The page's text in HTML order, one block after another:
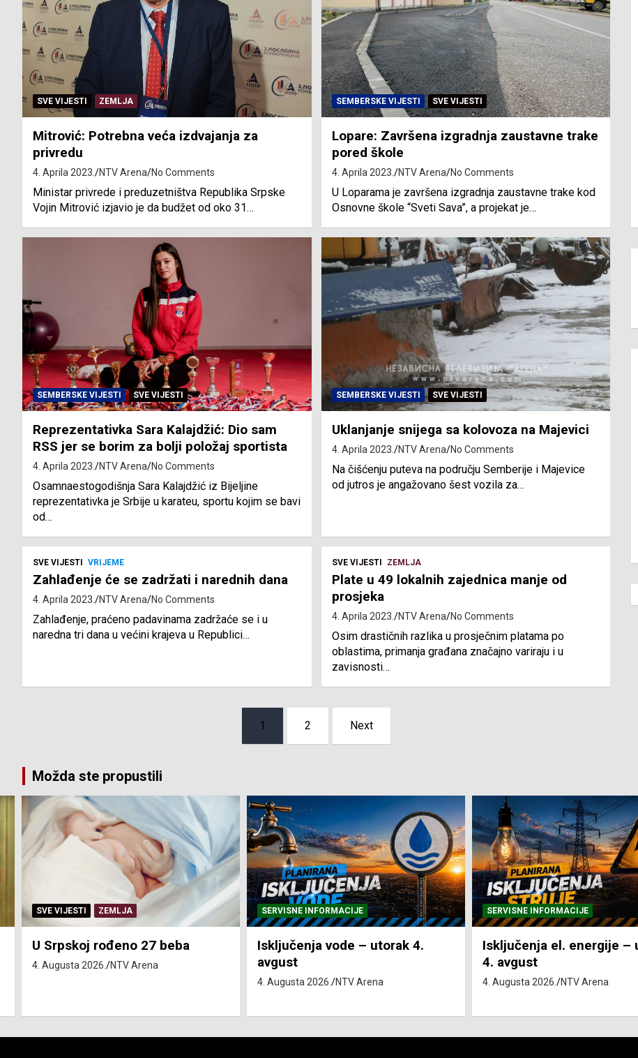
SVE VIJESTI ZEMLJA
Mitrović: Potrebna veća izdvajanja za
privredu
4. Aprila 2023. NTV Arena No Comments
Ministar privrede i preduzetništva Republika Srpske
Vojin Mitrović izjavio je da budžet od oko 31…
SEMBERSKE VIJESTI SVE VIJESTI
Lopare: Završena izgradnja zaustavne trake
pored škole
4. Aprila 2023. NTV Arena No Comments
U Loparama je završena izgradnja zaustavne trake kod
Osnovne škole “Sveti Sava”, a projekat je…
SEMBERSKE VIJESTI SVE VIJESTI
Reprezentativka Sara Kalajdžić: Dio sam
RSS jer se borim za bolji položaj sportista
4. Aprila 2023. NTV Arena No Comments
Osamnaestogodišnja Sara Kalajdžić iz Bijeljine
reprezentativka je Srbije u karateu, sportu kojim se bavi
od…
SEMBERSKE VIJESTI SVE VIJESTI
Uklanjanje snijega sa kolovoza na Majevici
4. Aprila 2023. NTV Arena No Comments
Na čišćenju puteva na području Semberije i Majevice
od jutros je angažovano šest vozila za…
SVE VIJESTI VRIJEME
Zahlađenje će se zadržati i narednih dana
4. Aprila 2023. NTV Arena No Comments
Zahlađenje, praćeno padavinama zadržaće se i u
naredna tri dana u većini krajeva u Republici…
SVE VIJESTI ZEMLJA
Plate u 49 lokalnih zajednica manje od
prosjeka
4. Aprila 2023. NTV Arena No Comments
Osim drastičnih razlika u prosječnim platama po
oblastima, primanja građana značajno variraju i u
zavisnosti…
1 2 Next
Možda ste propustili
SERVISNE INFORMACIJE
Isključenja vode – utorak 4.
avgust
SERVISNE INFORMACIJE
Isključenja el. energije – utorak
4. avgust
4. Augusta 2026. NTV Arena
SVE VIJESTI VRIJEME
Pretežno sunčano i vruće
4. Augusta 2026.